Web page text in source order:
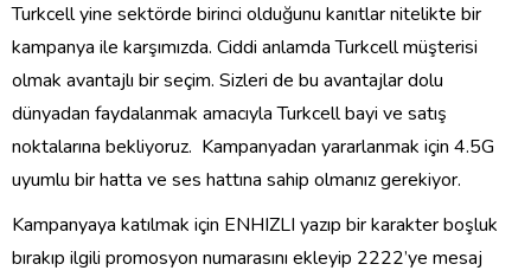
Turkcell yine sektörde birinci olduğunu kanıtlar nitelikte bir
kampanya ile karşımızda. Ciddi anlamda Turkcell müşterisi
olmak avantajlı bir seçim. Sizleri de bu avantajlar dolu
dünyadan faydalanmak amacıyla Turkcell bayi ve satış
noktalarına bekliyoruz. Kampanyadan yararlanmak için 4.5G
uyumlu bir hatta ve ses hattına sahip olmanız gerekiyor.
Kampanyaya katılmak için ENHIZLI yazıp bir karakter boşluk
bırakıp ilgili promosyon numarasını ekleyip 2222’ye mesaj